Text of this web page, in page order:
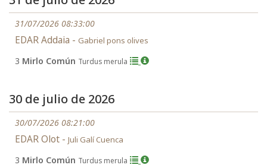
31/07/2026 08:33:00
EDAR Addaia - Gabriel pons olives
3 Mirlo Común Turdus merula
30 de julio de 2026
30/07/2026 08:21:00
EDAR Olot - Juli Galí Cuenca
3 Mirlo Común Turdus merula